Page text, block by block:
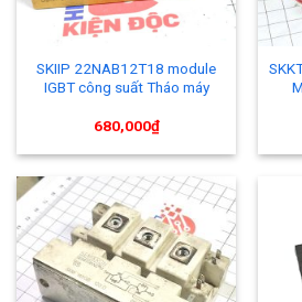
SKIIP 22NAB12T18 module
IGBT công suất Tháo máy
680,000₫